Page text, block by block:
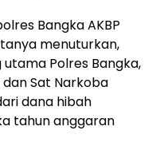
Bangka AKBP
menuturkan,
Polres Bangka,
dan Sat Narkoba
dana hibah
tahun anggaran